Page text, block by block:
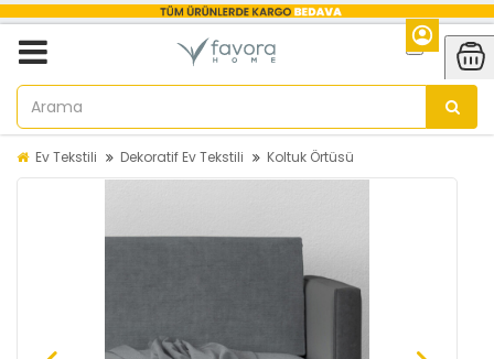
Ev Tekstili Dekoratif Ev Tekstili Koltuk Örtüsü